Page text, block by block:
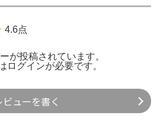
4.6点
が投稿されています。
ログインが必要です。
ビューを書く